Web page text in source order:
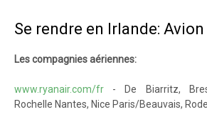
Se rendre en Irlande: Avion
Les compagnies aériennes:
www.ryanair.com/fr - De Biarritz,
Rochelle Nantes, Nice Paris/Beauvais,